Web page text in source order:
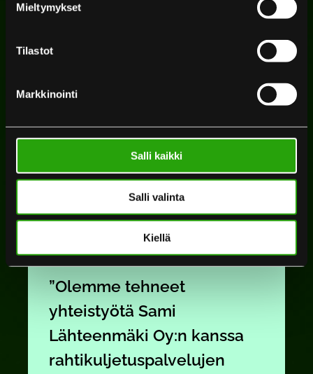
Mieltymykset
Tilastot
Markkinointi
Salli kaikki
Salli valinta
Kiellä
Tilauskuljetukset
Tarvitsetko luotettavaa kuljettajaa yksittäiselle
pieni paketti tai suurempi rahtilähetys. Emme
mielellämme sano asiakkaillemme ei, joten
rohkeasti tarjousta!
”Olemme tehneet
yhteistyötä Sami
Lähteenmäki Oy:n kanssa
rahtikuljetuspalvelujen